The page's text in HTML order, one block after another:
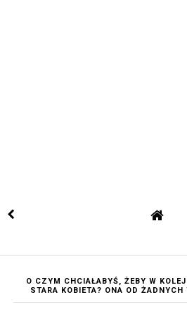
O CZYM CHCIAŁABYŚ, ŻEBY W
STARA KOBIETA? ONA OD ŻADNYCH